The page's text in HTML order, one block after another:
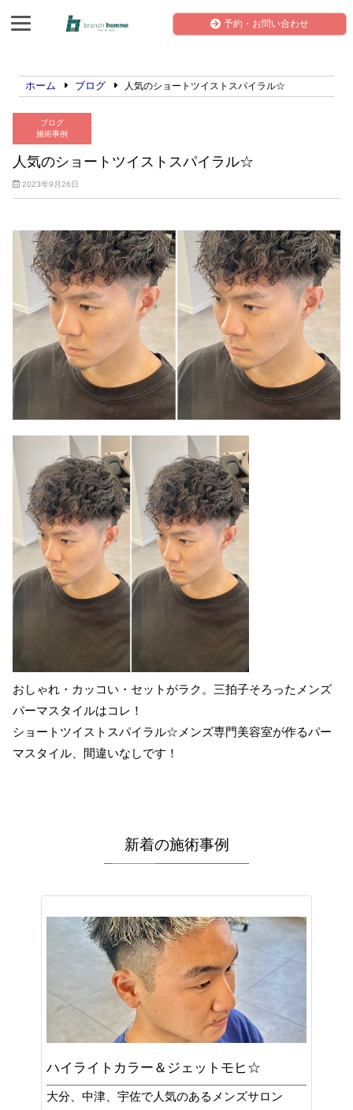
予約・お問い合わせ
ホーム ブログ 人気のショートツイストスパイラル☆
ブログ
施術事例
人気のショートツイストスパイラル☆
2023年9月26日
おしゃれ・カッコい・セットがラク。三拍子そろったメンズ
パーマスタイルはコレ！
ショートツイストスパイラル☆メンズ専門美容室が作るパー
マスタイル、間違いなしです！
新着の施術事例
ハイライトカラー＆ジェットモヒ☆
大分、中津、宇佐で人気のあるメンズサロン